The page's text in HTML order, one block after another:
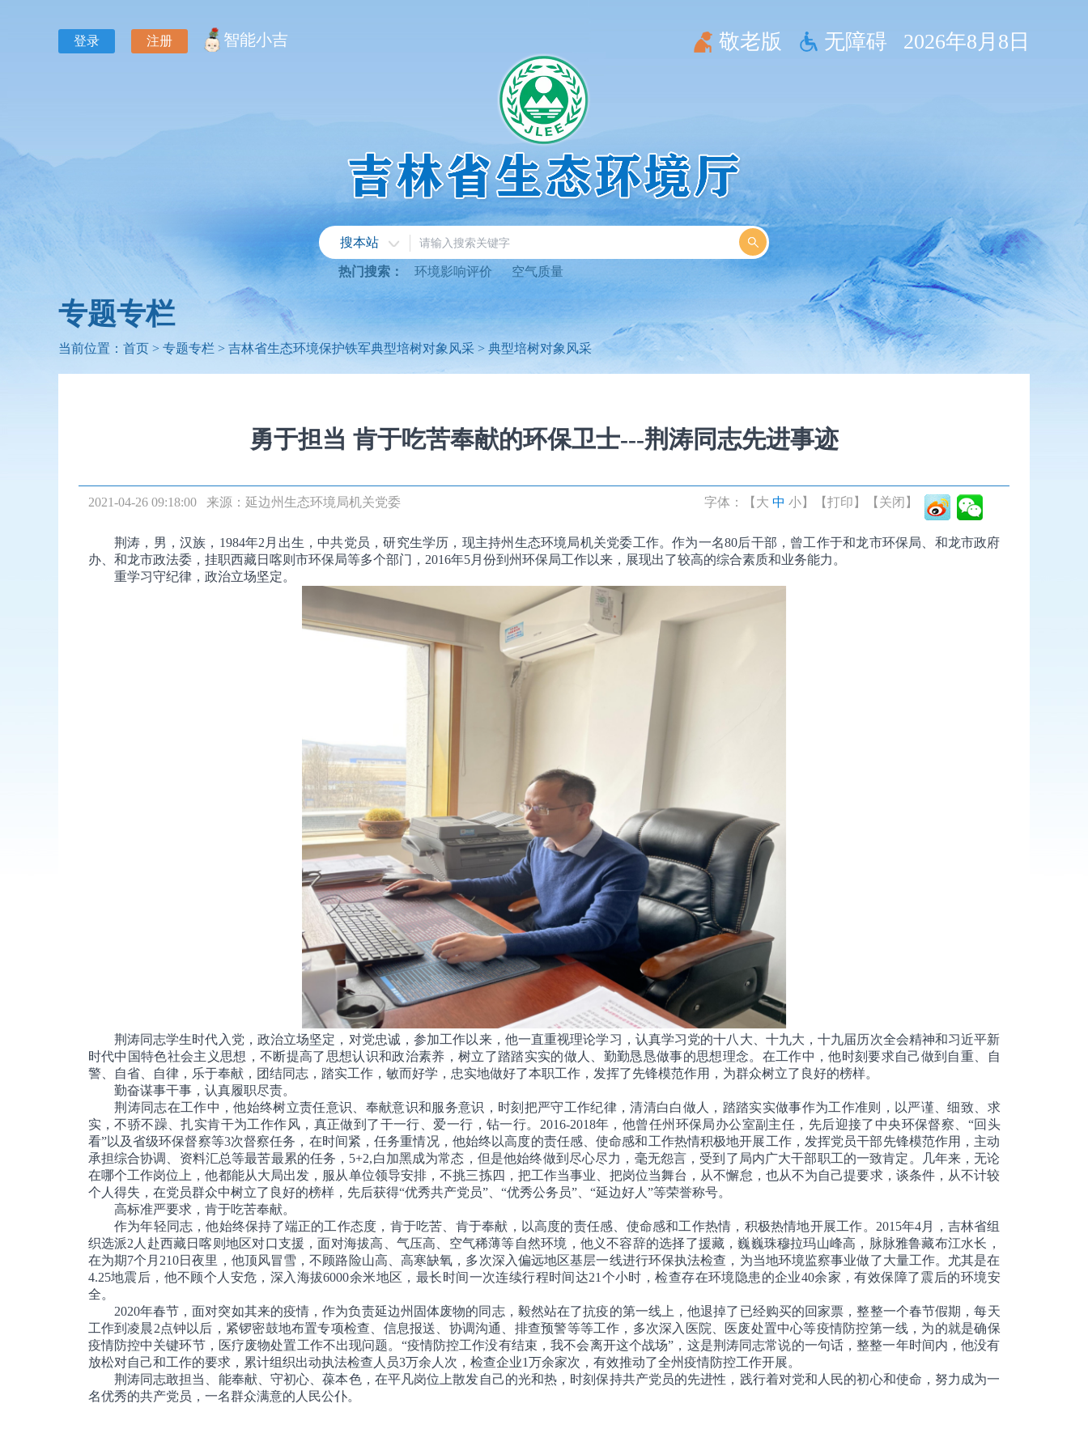
登录 注册 智能小吉 敬老版 无障碍 2026年8月8日
搜本站
热门搜索： 环境影响评价 空气质量
专题专栏
当前位置： 首页 > 专题专栏 > 吉林省生态环境保护铁军典型培树对象风采 > 典型培树对象风采
勇于担当 肯于吃苦奉献的环保卫士---荆涛同志先进事迹
2021-04-26 09:18:00 来源： 延边州生态环境局机关党委 字体：【 大 中 小】 【打印】 【关闭】
荆涛，男，汉族，1984年2月出生，中共党员，研究生学历，现主持州生态环境局机关党委工作。作为一名80后干部，曾工作于和龙市环保局、和龙市政府
办、和龙市政法委，挂职西藏日喀则市环保局等多个部门，2016年5月份到州环保局工作以来，展现出了较高的综合素质和业务能力。
重学习守纪律，政治立场坚定。
荆涛同志学生时代入党，政治立场坚定，对党忠诚，参加工作以来，他一直重视理论学习，认真学习党的十八大、十九大，十九届历次全会精神和习近平新
时代中国特色社会主义思想，不断提高了思想认识和政治素养，树立了踏踏实实的做人、勤勤恳恳做事的思想理念。在工作中，他时刻要求自己做到自重、自
警、自省、自律，乐于奉献，团结同志，踏实工作，敏而好学，忠实地做好了本职工作，发挥了先锋模范作用，为群众树立了良好的榜样。
勤奋谋事干事，认真履职尽责。
荆涛同志在工作中，他始终树立责任意识、奉献意识和服务意识，时刻把严守工作纪律，清清白白做人，踏踏实实做事作为工作准则，以严谨、细致、求
实，不骄不躁、扎实肯干为工作作风，真正做到了干一行、爱一行，钻一行。2016-2018年，他曾任州环保局办公室副主任，先后迎接了中央环保督察、“回头
看”以及省级环保督察等3次督察任务，在时间紧，任务重情况，他始终以高度的责任感、使命感和工作热情积极地开展工作，发挥党员干部先锋模范作用，主动
承担综合协调、资料汇总等最苦最累的任务，5+2,白加黑成为常态，但是他始终做到尽心尽力，毫无怨言，受到了局内广大干部职工的一致肯定。几年来，无论
在哪个工作岗位上，他都能从大局出发，服从单位领导安排，不挑三拣四，把工作当事业、把岗位当舞台，从不懈怠，也从不为自己提要求，谈条件，从不计较
个人得失，在党员群众中树立了良好的榜样，先后获得“优秀共产党员”、“优秀公务员”、“延边好人”等荣誉称号。
高标准严要求，肯于吃苦奉献。
作为年轻同志，他始终保持了端正的工作态度，肯于吃苦、肯于奉献，以高度的责任感、使命感和工作热情，积极热情地开展工作。2015年4月，吉林省组
织选派2人赴西藏日喀则地区对口支援，面对海拔高、气压高、空气稀薄等自然环境，他义不容辞的选择了援藏，巍巍珠穆拉玛山峰高，脉脉雅鲁藏布江水长，
在为期7个月210日夜里，他顶风冒雪，不顾路险山高、高寒缺氧，多次深入偏远地区基层一线进行环保执法检查，为当地环境监察事业做了大量工作。尤其是在
4.25地震后，他不顾个人安危，深入海拔6000余米地区，最长时间一次连续行程时间达21个小时，检查存在环境隐患的企业40余家，有效保障了震后的环境安
全。
2020年春节，面对突如其来的疫情，作为负责延边州固体废物的同志，毅然站在了抗疫的第一线上，他退掉了已经购买的回家票，整整一个春节假期，每天
工作到凌晨2点钟以后，紧锣密鼓地布置专项检查、信息报送、协调沟通、排查预警等等工作，多次深入医院、医废处置中心等疫情防控第一线，为的就是确保
疫情防控中关键环节，医疗废物处置工作不出现问题。“疫情防控工作没有结束，我不会离开这个战场”，这是荆涛同志常说的一句话，整整一年时间内，他没有
放松对自己和工作的要求，累计组织出动执法检查人员3万余人次，检查企业1万余家次，有效推动了全州疫情防控工作开展。
荆涛同志敢担当、能奉献、守初心、葆本色，在平凡岗位上散发自己的光和热，时刻保持共产党员的先进性，践行着对党和人民的初心和使命，努力成为一
名优秀的共产党员，一名群众满意的人民公仆。